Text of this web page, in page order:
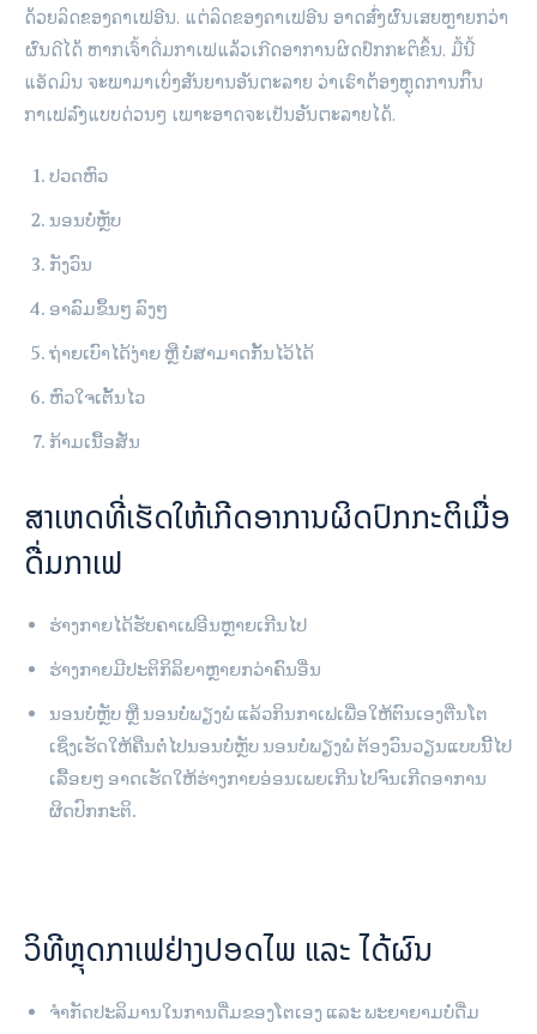
ດ້ວຍລິດຂອງຄາເຟອີນ. ແຕ່ລິດຂອງຄາເຟອີນ ອາດສົ່ງຜົນເສຍຫຼາຍກວ່າ
ຜົນດີໄດ້ ຫາກເຈົ້າດື່ມກາເຟແລ້ວເກີດອາການຜິດປົກກະຕິຂຶ້ນ. ມື້ນີ້
ແອັດມິນ ຈະພາມາເບິ່ງສັນຍານອັນຕະລາຍ ວ່າເຮົາຕ້ອງຫຼຸດການກິີນ
ກາເຟລົງແບບດ່ວນໆ ເພາະອາດຈະເປັນອັນຕະລາຍໄດ້.
ປວດຫົວ
ນອນບໍ່ຫຼັບ
ກັງວົນ
ອາລົມຂຶ້ນໆ ລົງໆ
ຖ່າຍເບົາໄດ້ງ່າຍ ຫຼື ບໍ່ສາມາດກັ້ນໄວ້ໄດ້
ຫົວໃຈເຕັ້ນໄວ
ກ້າມເນື້ອສັ່ນ
ສາເຫດທີ່ເຮັດໃຫ້ເກີດອາການຜິດປົກກະຕິເມື່ອ
ດື່ມກາເຟ
ຮ່າງກາຍໄດ້ຮັບຄາເຟອີນຫຼາຍເກີນໄປ
ຮ່າງກາຍມີປະຕິກິລິຍາຫຼາຍກວ່າຄົນອື່ນ
ນອນບໍ່ຫຼັບ ຫຼື ນອນບໍ່ພຽງພໍ ແລ້ວກິນກາເຟເພື່ອໃຫ້ຕົນເອງຕື່ນໂຕ
ເຊິ່ງເຮັດໃຫ້ຄືນຕໍ່ໄປນອນບໍ່ຫຼັບ ນອນບໍ່ພຽງພໍ ຕ້ອງວົນວຽນແບບນີ້ໄປ
ເລື້ອຍໆ ອາດເຮັດໃຫ້ຮ່າງກາຍອ່ອນເພຍເກີນໄປຈົນເກີດອາການ
ຜິດປົກກະຕິ.
ວິທີຫຼຸດກາເຟຢ່າງປອດໄພ ແລະ ໄດ້ຜົນ
ຈຳກັດປະລິມານໃນການດື່ມຂອງໂຕເອງ ແລະ ພະຍາຍາມບໍ່ດື່ມ